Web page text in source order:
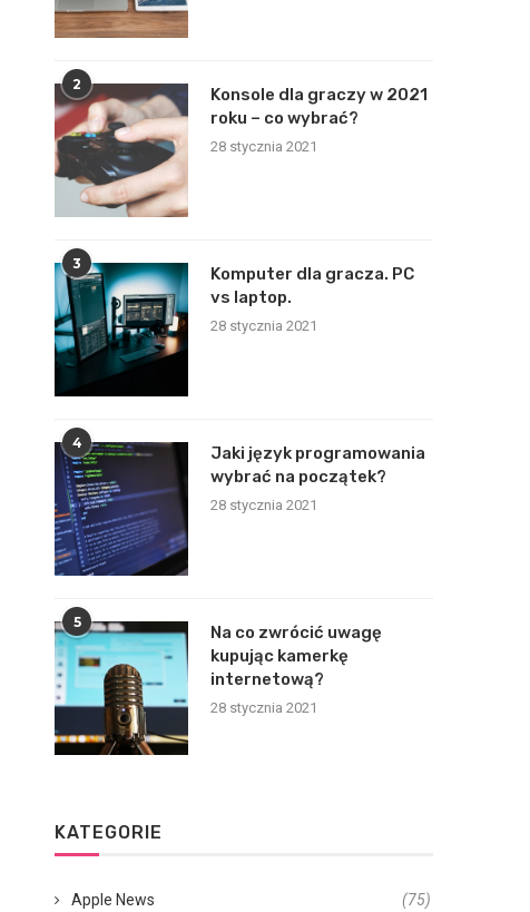
2
Konsole dla graczy w 2021
roku – co wybrać?
28 stycznia 2021
3
Komputer dla gracza. PC
vs laptop.
28 stycznia 2021
4
Jaki język programowania
wybrać na początek?
28 stycznia 2021
5
Na co zwrócić uwagę
kupując kamerkę
internetową?
28 stycznia 2021
KATEGORIE
Apple News (75)